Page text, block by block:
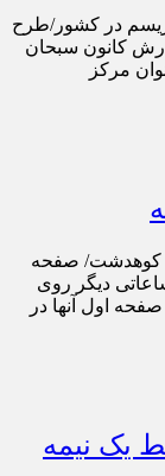
در کشور/طرح
کانون سبحان
مرکز
کوهدشت/ صفحه
دیگر روی
اول آنها در
یک نیمه